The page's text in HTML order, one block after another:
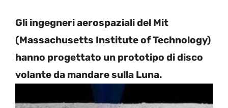
Gli ingegneri aerospaziali del Mit
(Massachusetts Institute of Technology)
hanno progettato un prototipo di disco
volante da mandare sulla Luna.